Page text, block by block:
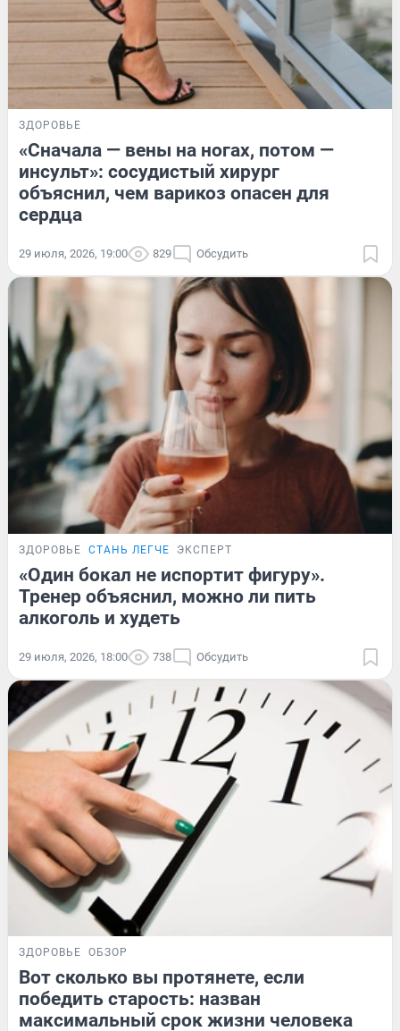
ЗДОРОВЬЕ
«Сначала — вены на ногах, потом —
инсульт»: сосудистый хирург
объяснил, чем варикоз опасен для
сердца
29 июля, 2026, 19:00 829 Обсудить
ЗДОРОВЬЕ СТАНЬ ЛЕГЧЕ ЭКСПЕРТ
«Один бокал не испортит фигуру».
Тренер объяснил, можно ли пить
алкоголь и худеть
29 июля, 2026, 18:00 738 Обсудить
ЗДОРОВЬЕ ОБЗОР
Вот сколько вы протянете, если
победить старость: назван
максимальный срок жизни человека